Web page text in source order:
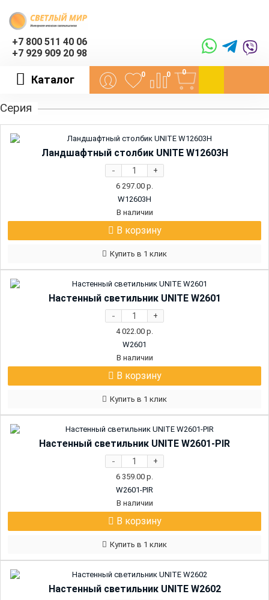
+7 800 511 40 06
+7 929 909 20 98
Каталог 0 0 0
Серия
Ландшафтный столбик UNITE W12603H
- +
6 297.00 р.
W12603H
В наличии
В корзину
Купить в 1 клик
Настенный светильник UNITE W2601
- +
4 022.00 р.
W2601
В наличии
В корзину
Купить в 1 клик
Настенный светильник UNITE W2601-PIR
- +
6 359.00 р.
W2601-PIR
В наличии
В корзину
Купить в 1 клик
Настенный светильник UNITE W2602